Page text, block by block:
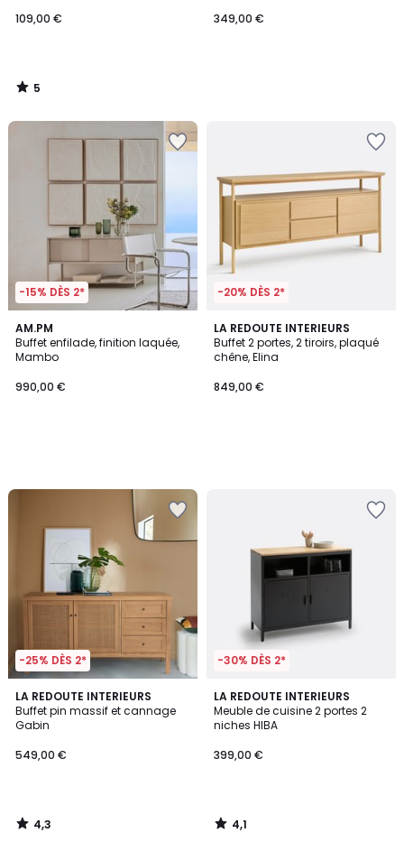
109,00 €
5
/
349,00 €
-15% DÈS 2*
AM.PM
Buffet enfilade, finition laquée,
Mambo
990,00 €
-20% DÈS 2*
LA REDOUTE INTERIEURS
Buffet 2 portes, 2 tiroirs, plaqué
chêne, Elina
849,00 €
-25% DÈS 2*
LA REDOUTE INTERIEURS
Buffet pin massif et cannage
Gabin
549,00 €
4,3
/ 5
4,3
/
-30% DÈS 2*
LA REDOUTE INTERIEURS
Meuble de cuisine 2 portes 2
niches HIBA
399,00 €
4,1
/ 5
4,1
/